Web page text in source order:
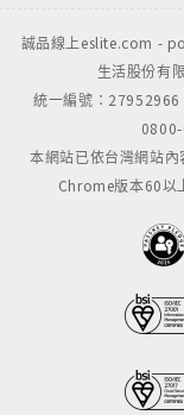
誠品線上eslite.com -
生活股份有
統一編號：27952966
本網站已依台灣網站
Chrome版本60